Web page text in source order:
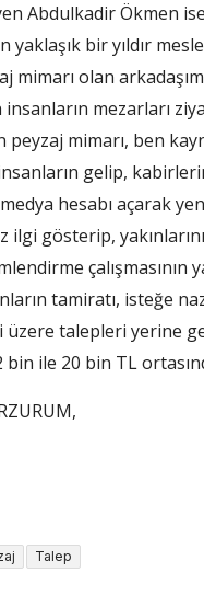
Abdulkadir Ökmen
bir yıldır
mimarı olan
mezarları
mimarı, ben
gelip,
hesabı açarak
gösterip,
çalışmasının
tamiratı, isteğe
üzere talepleri yerine
bin ile 20 bin TL
Talep